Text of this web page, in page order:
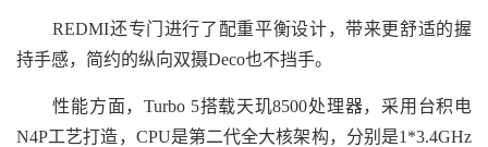
REDMI还专门进行了配重平衡设计，带来更舒适的握
持手感，简约的纵向双摄Deco也不挡手。
性能方面，Turbo 5搭载天玑8500处理器，采用台积电
N4P工艺打造，CPU是第二代全大核架构，分别是1*3.4GHz